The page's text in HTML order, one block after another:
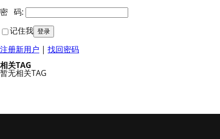
密 码:
记住我
注册新用户 | 找回密码
相关TAG
暂无相关TAG